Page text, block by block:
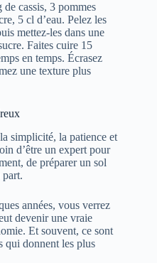
cassis, 3 pommes
5 cl d’eau. Pelez les
mettez-les dans une
Faites cuire 15
en temps. Écrasez
une texture plus
simplicité, la patience et
d’être un expert pour
de préparer un sol
part.
années, vous verrez
devenir une vraie
Et souvent, ce sont
qui donnent les plus